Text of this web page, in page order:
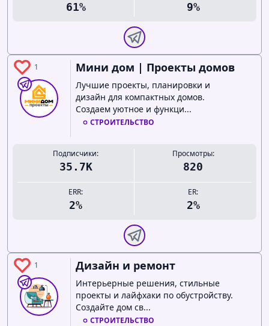
61% 9%
1 Мини дом | Проекты домов
Лучшие проекты, планировки и
дизайн для компактных домов.
Создаем уютное и функци...
СТРОИТЕЛЬСТВО
Подписчики:
35.7K
ERR:
2%
Просмотры:
820
ER:
2%
1 Дизайн и ремонт
Интерьерные решения, стильные
проекты и лайфхаки по обустройству.
Создайте дом св...
СТРОИТЕЛЬСТВО